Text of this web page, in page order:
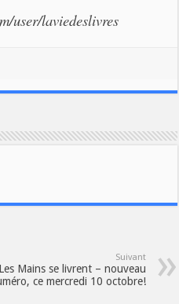
user/laviedeslivres
Suivant
Les Mains se livrent – nouveau
ce mercredi 10 octobre!